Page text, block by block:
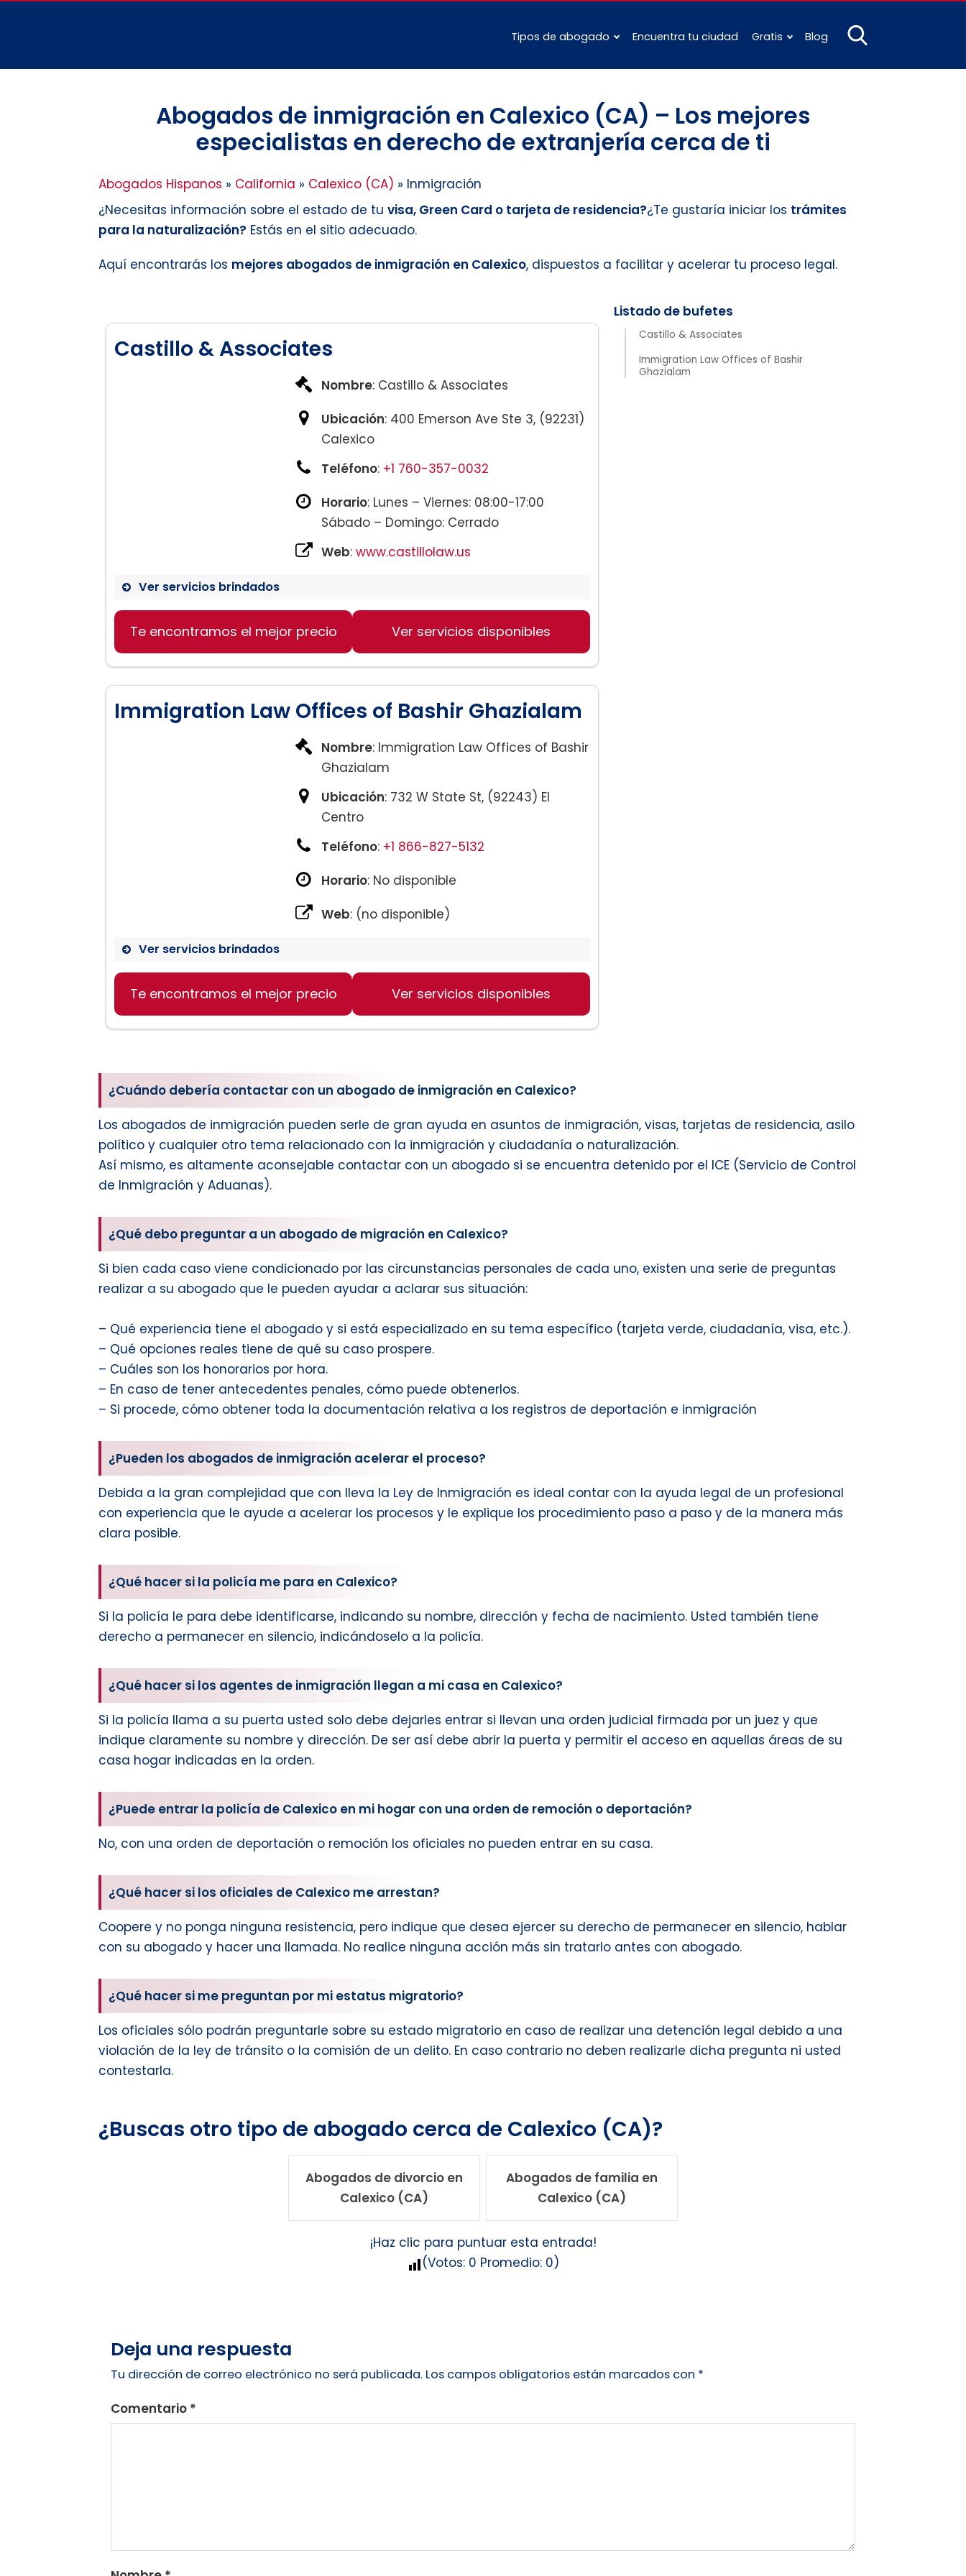
Tipos de abogado Encuentra tu ciudad Gratis Blog
Abogados de inmigración en Calexico (CA) – Los mejores
especialistas en derecho de extranjería cerca de ti
Abogados Hispanos » California » Calexico (CA) » Inmigración
¿Necesitas información sobre el estado de tu visa, Green Card o tarjeta de residencia?¿Te gustaría iniciar los trámites
para la naturalización? Estás en el sitio adecuado.
Aquí encontrarás los mejores abogados de inmigración en Calexico, dispuestos a facilitar y acelerar tu proceso legal.
Castillo & Associates
Immigration Law Offices of Bashir
Ghazialam
Castillo & Associates
Nombre: Castillo & Associates
Ubicación: 400 Emerson Ave Ste 3, (92231)
Calexico
Teléfono: +1 760-357-0032
Horario: Lunes – Viernes: 08:00-17:00
Sábado – Domingo: Cerrado
Web: www.castillolaw.us
Ver servicios brindados
Te encontramos el mejor precio Ver servicios disponibles
Immigration Law Offices of Bashir Ghazialam
Nombre: Immigration Law Offices of Bashir
Ghazialam
Ubicación: 732 W State St, (92243) El
Centro
Teléfono: +1 866-827-5132
Horario: No disponible
Web: (no disponible)
Ver servicios brindados
Te encontramos el mejor precio Ver servicios disponibles
¿Cuándo debería contactar con un abogado de inmigración en Calexico?
Los abogados de inmigración pueden serle de gran ayuda en asuntos de inmigración, visas, tarjetas de residencia, asilo
político y cualquier otro tema relacionado con la inmigración y ciudadanía o naturalización.
Así mismo, es altamente aconsejable contactar con un abogado si se encuentra detenido por el ICE (Servicio de Control
de Inmigración y Aduanas).
¿Qué debo preguntar a un abogado de migración en Calexico?
Si bien cada caso viene condicionado por las circunstancias personales de cada uno, existen una serie de preguntas
realizar a su abogado que le pueden ayudar a aclarar sus situación:
– Qué experiencia tiene el abogado y si está especializado en su tema específico (tarjeta verde, ciudadanía, visa, etc.).
– Qué opciones reales tiene de qué su caso prospere.
– Cuáles son los honorarios por hora.
– En caso de tener antecedentes penales, cómo puede obtenerlos.
– Si procede, cómo obtener toda la documentación relativa a los registros de deportación e inmigración
¿Pueden los abogados de inmigración acelerar el proceso?
Debida a la gran complejidad que con lleva la Ley de Inmigración es ideal contar con la ayuda legal de un profesional
con experiencia que le ayude a acelerar los procesos y le explique los procedimiento paso a paso y de la manera más
clara posible.
¿Qué hacer si la policía me para en Calexico?
Si la policía le para debe identificarse, indicando su nombre, dirección y fecha de nacimiento. Usted también tiene
derecho a permanecer en silencio, indicándoselo a la policía.
¿Qué hacer si los agentes de inmigración llegan a mi casa en Calexico?
Si la policía llama a su puerta usted solo debe dejarles entrar si llevan una orden judicial firmada por un juez y que
indique claramente su nombre y dirección. De ser así debe abrir la puerta y permitir el acceso en aquellas áreas de su
casa hogar indicadas en la orden.
¿Puede entrar la policía de Calexico en mi hogar con una orden de remoción o deportación?
No, con una orden de deportación o remoción los oficiales no pueden entrar en su casa.
¿Qué hacer si los oficiales de Calexico me arrestan?
Coopere y no ponga ninguna resistencia, pero indique que desea ejercer su derecho de permanecer en silencio, hablar
con su abogado y hacer una llamada. No realice ninguna acción más sin tratarlo antes con abogado.
¿Qué hacer si me preguntan por mi estatus migratorio?
Los oficiales sólo podrán preguntarle sobre su estado migratorio en caso de realizar una detención legal debido a una
violación de la ley de tránsito o la comisión de un delito. En caso contrario no deben realizarle dicha pregunta ni usted
contestarla.
¿Buscas otro tipo de abogado cerca de Calexico (CA)?
Abogados de divorcio en
Calexico (CA)
Abogados de familia en
Calexico (CA)
¡Haz clic para puntuar esta entrada!
(Votos: 0 Promedio: 0)
Deja una respuesta
Tu dirección de correo electrónico no será publicada. Los campos obligatorios están marcados con *
Comentario *